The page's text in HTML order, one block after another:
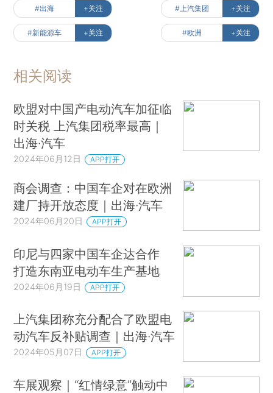
#出海 +关注 #上汽集团 +关注
#新能源车 +关注 #欧洲 +关注
相关阅读
欧盟对中国产电动汽车加征临
时关税 上汽集团税率最高｜
出海·汽车
2024年06月12日 APP打开
商会调查：中国车企对在欧洲
建厂持开放态度｜出海·汽车
2024年06月20日 APP打开
印尼与四家中国车企达合作
打造东南亚电动车生产基地
2024年06月19日 APP打开
上汽集团称充分配合了欧盟电
动汽车反补贴调查｜出海·汽车
2024年05月07日 APP打开
车展观察｜“红情绿意”触动中